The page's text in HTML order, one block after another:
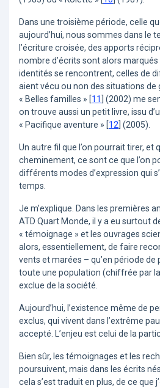
Dans une troisième période, celle
aujourd’hui, nous sommes dans le
l’écriture croisée, des apports
nombre d’écrits sont alors marqués
identités se rencontrent, celles de
aient vécu ou non des situations de
« Belles familles » [11
(2002) me
on trouve aussi un petit livre, issu
« Pacifique aventure » [12 (2005).
Un autre fil que l’on pourrait tirer, et
cheminement, ce sont ce que l’on
différents modes d’expression qui
temps.
Je m’explique. Dans les premières
ATD Quart Monde, il y a eu surtout
« témoignage » et les ouvrages
alors, essentiellement, de faire
vents et marées – qu’en période de
toute une population (chiffrée par
exclue de la société.
Aujourd’hui, l’existence même de
exclus, qui vivent dans l’extrême
accepté. L’enjeu est celui de la
Bien sûr, les témoignages et les
poursuivent, mais dans les écrits
cela s’est traduit en plus, de ce que